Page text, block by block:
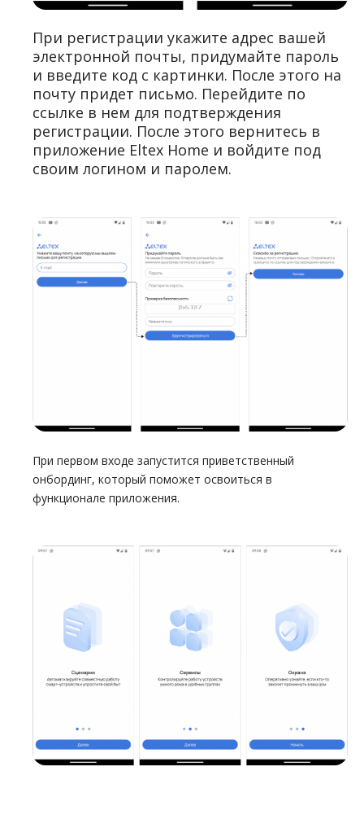
При регистрации укажите адрес вашей
электронной почты, придумайте пароль
и введите код с картинки. После этого на
почту придет письмо. Перейдите по
ссылке в нем для подтверждения
регистрации. После этого вернитесь в
приложение Eltex Home и войдите под
своим логином и паролем.
При первом входе запустится приветственный
онбординг, который поможет освоиться в
функционале приложения.